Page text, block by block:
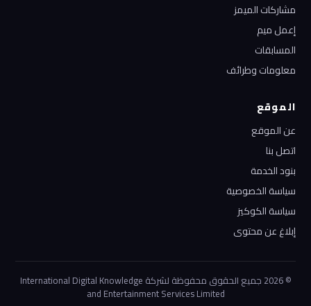
مشاركات الميمز
إعمل ميم
المسابقات
معلومات وطرائف
الموقع
عن الموقع
اتصل بنا
بنود الخدمة
سياسة الخصوصية
سياسة الكوكيز
إبلاغ عن محتوى
© 2026 جميع الحقوق محفوظة لشركة International Digital Knowledge
and Entertainment Services Limited